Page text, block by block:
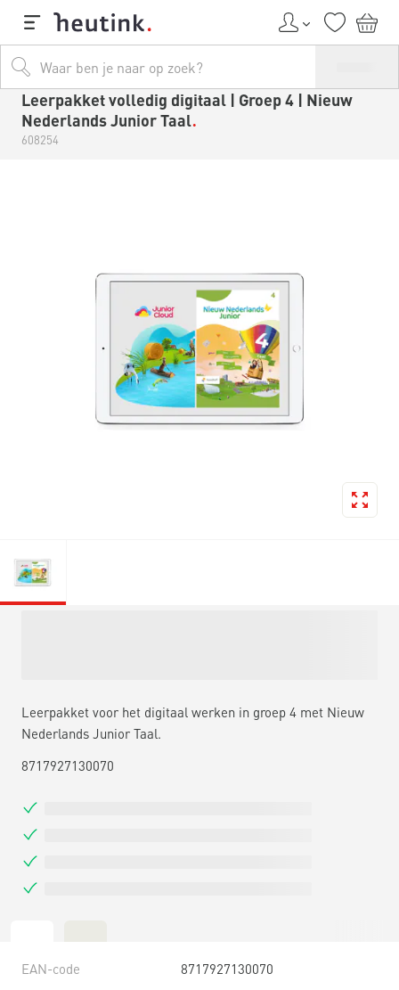
Leerpakket volledig digitaal | Groep 4 | Nieuw
Nederlands Junior Taal
608254
Leerpakket voor het digitaal werken in groep 4 met Nieuw
Nederlands Junior Taal.
8717927130070
EAN-code 8717927130070